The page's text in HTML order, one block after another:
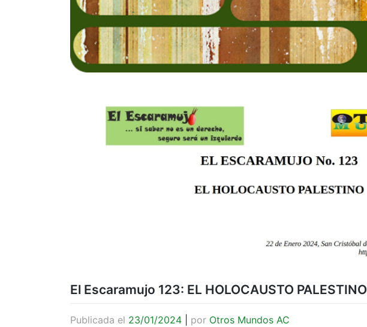
El Escaramujo 123: EL HOLOCAUSTO PALESTINO
Publicada el 23/01/2024 por Otros Mundos AC